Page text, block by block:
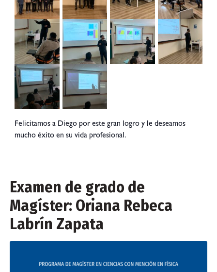
Felicitamos a Diego por este gran logro y le deseamos
mucho éxito en su vida profesional.
Examen de grado de
Magíster: Oriana Rebeca
Labrín Zapata